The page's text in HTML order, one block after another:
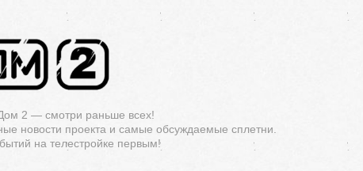
2 — смотри раньше всех!
новости проекта и самые обсуждаемые сплетни.
на телестройке первым!